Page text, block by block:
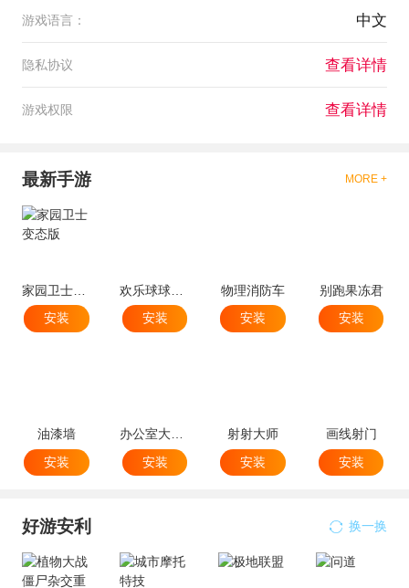
游戏语言： 中文
隐私协议 查看详情
游戏权限 查看详情
最新手游 MORE +
家园卫士变态版
安装
安装
物理消防车
安装
别跑果冻君
安装
油漆墙
安装
安装
射射大师
安装
画线射门
安装
好游安利 换一换